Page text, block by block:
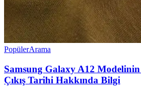
PopülerArama
Samsung Galaxy A12 Modelinin
Çıkış Tarihi Hakkında Bilgi